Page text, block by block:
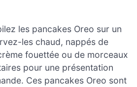
les pancakes Oreo sur un
les chaud, nappés de
fouettée ou de morceaux
pour une présentation
Ces pancakes Oreo sont